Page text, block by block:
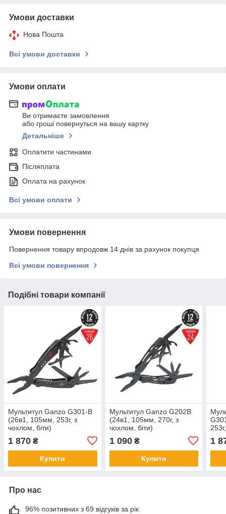
Умови доставки
Нова Пошта
Всі умови доставки
Умови оплати
Ви отримаєте замовлення
або гроші повернуться на вашу картку
Детальніше
Оплатити частинами
Післяплата
Оплата на рахунок
Всі умови оплати
Умови повернення
Повернення товару впродовж 14 днів за рахунок покупця
Всі умови повернення
Подібні товари компанії
Мультитул Ganzo G301-В
(26в1, 105мм, 253г, з
чохлом, біти)
1 870 ₴
Купити
Мультитул Ganzo G202B
(24в1, 105мм, 270г, з
чохлом, біти)
1 090₴
Купити
1
Про нас
96% позитивних з 69 відгуків за рік